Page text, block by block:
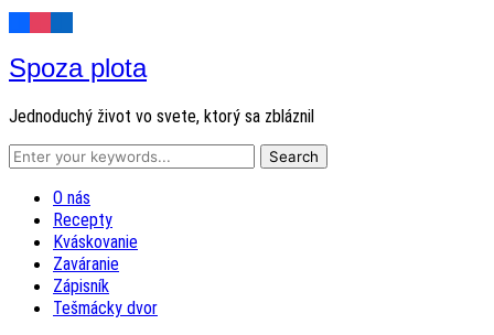
Spoza plota
Jednoduchý život vo svete, ktorý sa zbláznil
O nás
Recepty
Kváskovanie
Zaváranie
Zápisník
Tešmácky dvor